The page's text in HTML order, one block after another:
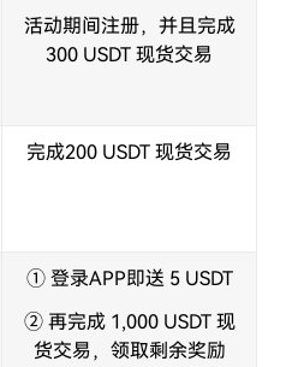
活动期间注册，并且完成
300 USDT 现货交易
完成200 USDT 现货交易
① 登录APP即送 5 USDT
② 再完成 1,000 USDT 现
货交易，领取剩余奖励